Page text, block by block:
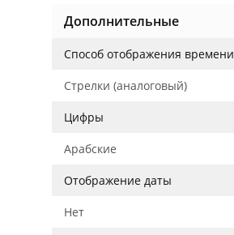
Дополнительные
Способ отображения времени
Стрелки (аналоговый)
Цифры
Арабские
Отображение даты
Нет